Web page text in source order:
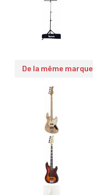
De la même marque